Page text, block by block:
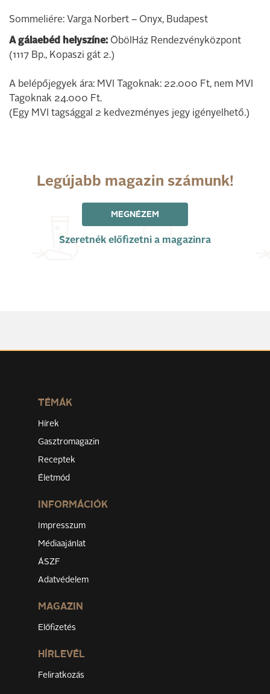
Sommeliére: Varga Norbert – Onyx, Budapest
A gálaebéd helyszíne: ÖbölHáz Rendezvényközpont
(1117 Bp., Kopaszi gát 2.)
A belépőjegyek ára: MVI Tagoknak: 22.000 Ft, nem MVI
Tagoknak 24.000 Ft.
(Egy MVI tagsággal 2 kedvezményes jegy igényelhető.)
Legújabb magazin számunk!
MEGNÉZEM
Szeretnék előfizetni a magazinra
TÉMÁK
Hírek
Gasztromagazin
Receptek
Életmód
INFORMÁCIÓK
Impresszum
Médiaajánlat
ÁSZF
Adatvédelem
MAGAZIN
Előfizetés
HÍRLEVÉL
Feliratkozás